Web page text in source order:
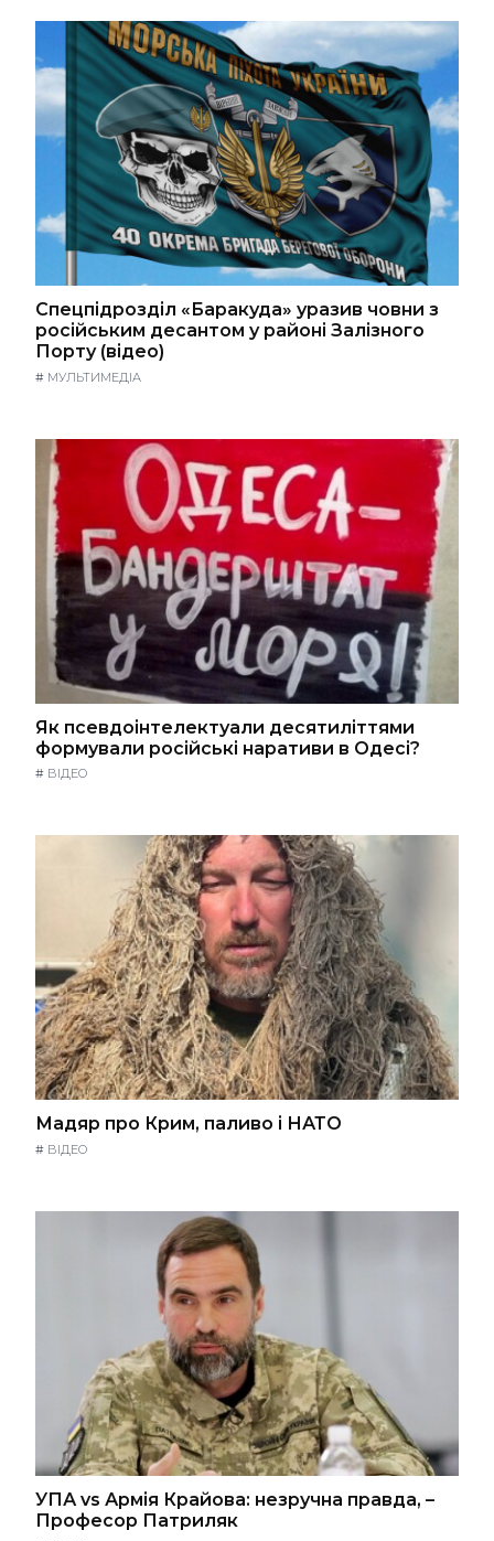
Спецпідрозділ «Баракуда» уразив човни з
російським десантом у районі Залізного
Порту (відео)
# МУЛЬТИМЕДІА
Як псевдоінтелектуали десятиліттями
формували російські наративи в Одесі?
# ВІДЕО
Мадяр про Крим, паливо і НАТО
# ВІДЕО
УПА vs Армія Крайова: незручна правда, –
Професор Патриляк